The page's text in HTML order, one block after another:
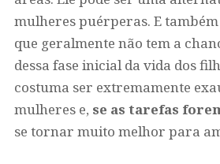
mulheres puérperas. E
que geralmente não tem a
dessa fase inicial da vida dos
costuma ser extremamente
mulheres e, se as tarefas
se tornar muito melhor para